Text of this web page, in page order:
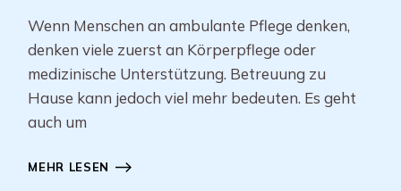
Wenn Menschen an ambulante Pflege denken,
denken viele zuerst an Körperpflege oder
medizinische Unterstützung. Betreuung zu
Hause kann jedoch viel mehr bedeuten. Es geht
auch um
MEHR LESEN